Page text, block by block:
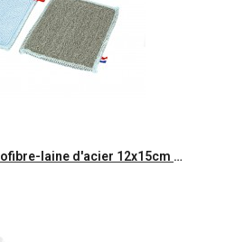
Aperçu rapide Lavette bi-face microfibre-laine d'acier 12x15cm anti-calcaire-Sch 2